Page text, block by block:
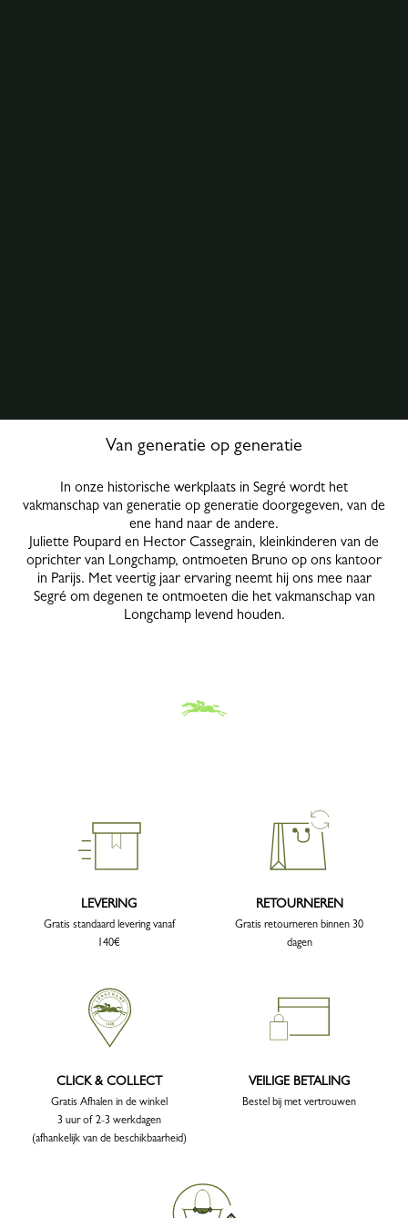
Van generatie op generatie
In onze historische werkplaats in Segré wordt het
vakmanschap van generatie op generatie doorgegeven, van de
ene hand naar de andere.
Juliette Poupard en Hector Cassegrain, kleinkinderen van de
oprichter van Longchamp, ontmoeten Bruno op ons kantoor
in Parijs. Met veertig jaar ervaring neemt hij ons mee naar
Segré om degenen te ontmoeten die het vakmanschap van
Longchamp levend houden.
LEVERING
Gratis standaard levering vanaf
140€
RETOURNEREN
Gratis retourneren binnen 30
dagen
CLICK & COLLECT
Gratis Afhalen in de winkel
3 uur of 2-3 werkdagen
(afhankelijk van de beschikbaarheid)
VEILIGE BETALING
Bestel bij met vertrouwen